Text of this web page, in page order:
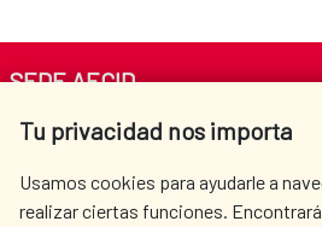
Tu privacidad nos importa
Usamos cookies para ayudarle a
realizar ciertas funciones.
SEDE AECID
Av. Reyes Católicos 4 - 28040 Madrid
centro.informacion@aecid.es